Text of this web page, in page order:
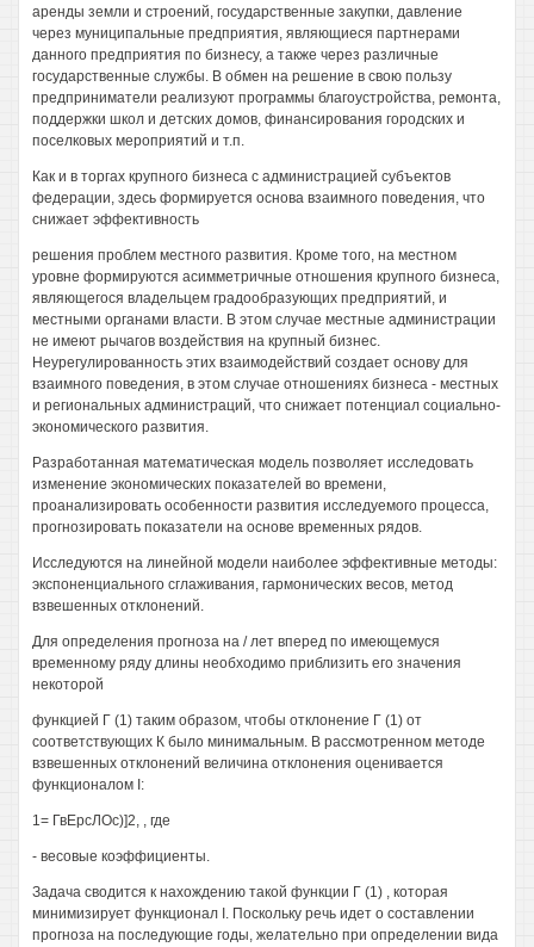
аренды земли и строений, государственные закупки, давление
через муниципальные предприятия, являющиеся партнерами
данного предприятия по бизнесу, а также через различные
государственные службы. В обмен на решение в свою пользу
предприниматели реализуют программы благоустройства, ремонта,
поддержки школ и детских домов, финансирования городских и
поселковых мероприятий и т.п.
Как и в торгах крупного бизнеса с администрацией субъектов
федерации, здесь формируется основа взаимного поведения, что
снижает эффективность
решения проблем местного развития. Кроме того, на местном
уровне формируются асимметричные отношения крупного бизнеса,
являющегося владельцем градообразующих предприятий, и
местными органами власти. В этом случае местные администрации
не имеют рычагов воздействия на крупный бизнес.
Неурегулированность этих взаимодействий создает основу для
взаимного поведения, в этом случае отношениях бизнеса - местных
и региональных администраций, что снижает потенциал социально-
экономического развития.
Разработанная математическая модель позволяет исследовать
изменение экономических показателей во времени,
проанализировать особенности развития исследуемого процесса,
прогнозировать показатели на основе временных рядов.
Исследуются на линейной модели наиболее эффективные методы:
экспоненциального сглаживания, гармонических весов, метод
взвешенных отклонений.
Для определения прогноза на / лет вперед по имеющемуся
временному ряду длины необходимо приблизить его значения
некоторой
функцией Г (1) таким образом, чтобы отклонение Г (1) от
соответствующих К было минимальным. В рассмотренном методе
взвешенных отклонений величина отклонения оценивается
функционалом I:
1= ГвЕрсЛОс)]2, , где
- весовые коэффициенты.
Задача сводится к нахождению такой функции Г (1) , которая
минимизирует функционал I. Поскольку речь идет о составлении
прогноза на последующие годы, желательно при определении вида